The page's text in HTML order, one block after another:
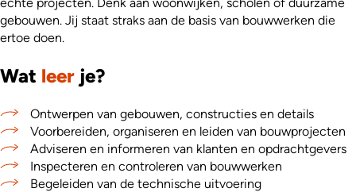
gebouwen. Jij staat straks aan de basis van bouwwerken die
ertoe doen.
Wat leer je?
Ontwerpen van gebouwen, constructies en details
Voorbereiden, organiseren en leiden van bouwprojecten
Adviseren en informeren van klanten en opdrachtgevers
Inspecteren en controleren van bouwwerken
Begeleiden van de technische uitvoering